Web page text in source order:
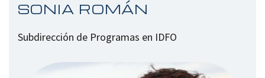
SONIA ROMÁN
Subdirección de Programas en IDFO